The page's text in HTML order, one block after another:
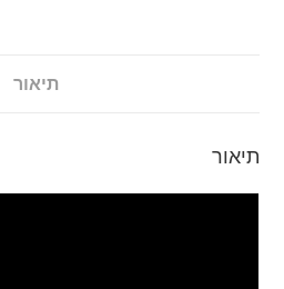
תיאור
תיאור